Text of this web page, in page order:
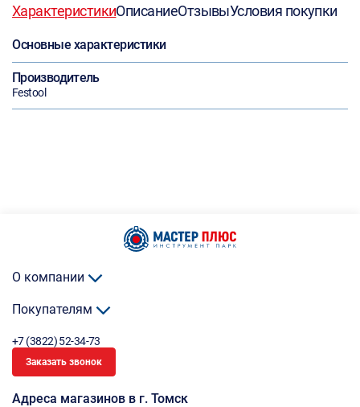
ХарактеристикиОписаниеОтзывыУсловия покупки
Основные характеристики
Производитель
Festool
О компании
Покупателям
+7 (3822) 52-34-73
Заказать звонок
Адреса магазинов в г. Томск